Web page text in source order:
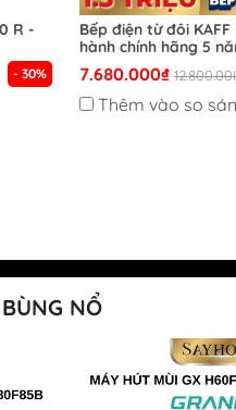
R -
- 30%
Bếp điện từ đôi KAFF
hành chính hãng 5
7.680.000₫
Thêm vào so
NỔ